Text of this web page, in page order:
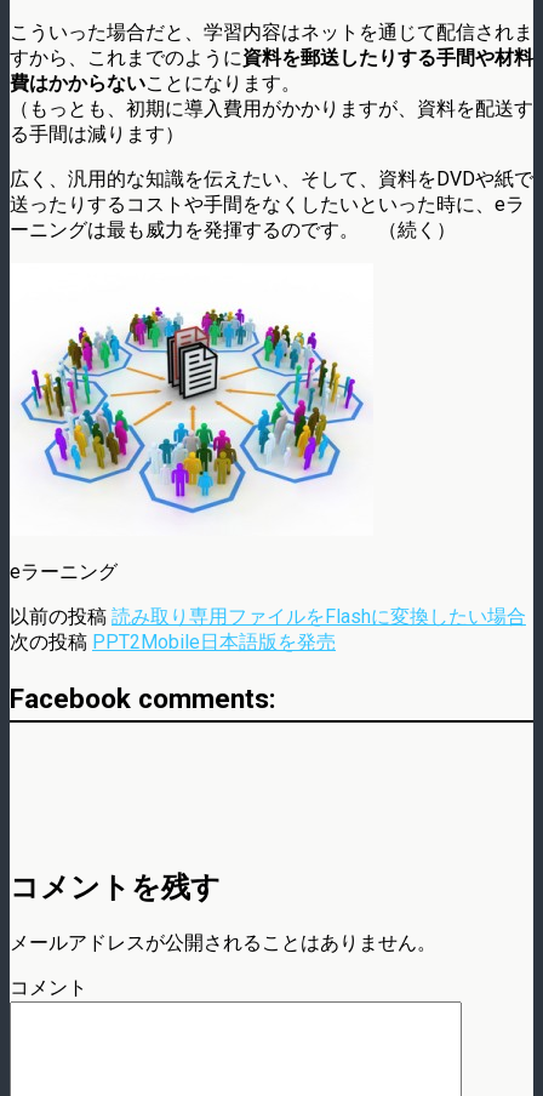
こういった場合だと、学習内容はネットを通じて配信されま
すから、これまでのように資料を郵送したりする手間や材料
費はかからないことになります。
（もっとも、初期に導入費用がかかりますが、資料を配送す
る手間は減ります）
広く、汎用的な知識を伝えたい、そして、資料をDVDや紙で
送ったりするコストや手間をなくしたいといった時に、eラ
ーニングは最も威力を発揮するのです。 （続く）
eラーニング
以前の投稿 読み取り専用ファイルをFlashに変換したい場合
次の投稿 PPT2Mobile日本語版を発売
Facebook comments:
コメントを残す
メールアドレスが公開されることはありません。
コメント